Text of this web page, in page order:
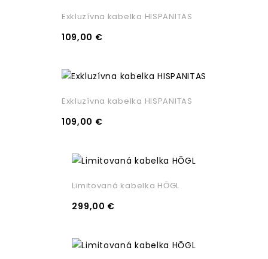
Exkluzívna kabelka HISPANITAS
109,00 €
Exkluzívna kabelka HISPANITAS
109,00 €
Limitovaná kabelka HŌGL
299,00 €